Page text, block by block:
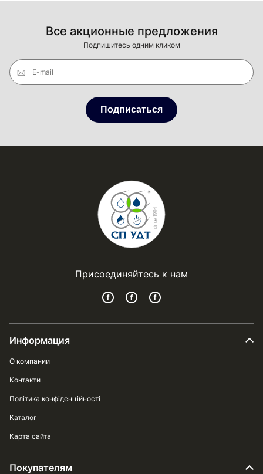
Все акционные предложения
Подпишитесь одним кликом
E-mail
Подписаться
Присоединяйтесь к нам
Информация
О компании
Контакти
Політика конфіденційності
Каталог
Карта сайта
Покупателям